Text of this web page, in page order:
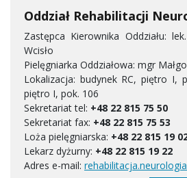
Oddział Rehabilitacji
Zastępca Kierownika Oddziału:
Wcisło
Pielęgniarka Oddziałowa: mgr
Lokalizacja: budynek RC, piętro I,
piętro I, pok. 106
Sekretariat tel: +48 22 815 75 50
Sekretariat fax: +48 22 815 75 53
Loża pielęgniarska: +48 22 815 19
Lekarz dyżurny: +48 22 815 19 22
Adres e-mail: